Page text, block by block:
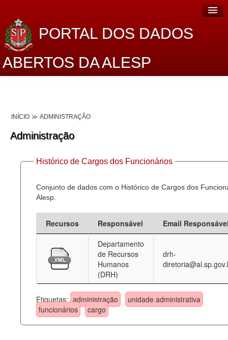
PORTAL DOS DADOS
ABERTOS DA ALESP
Dados Abertos Alesp
Lei de Acesso à Informação
Dados Governamentais Abertos
Planejamento
Catálogo de dados
Processo Legislativo
Administração
Legislação
Agenda
Perguntas frequentes
INÍCIO ADMINISTRAÇÃO
Administração
Histórico de Cargos dos Funcionários
Conjunto de dados com o Histórico de Cargos dos
Alesp.
Recursos Responsável
Email
Departamento
de Recursos
Humanos
(DRH)
drh-
Etiquetas: administração
unidade administrativa
funcionários
cargo